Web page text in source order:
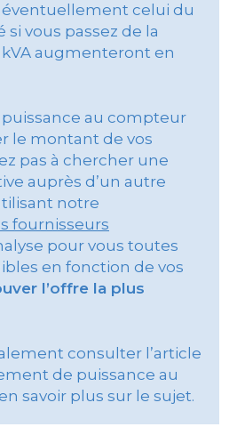
celui du
si vous passez de la
augmenteront en
au compteur
le montant de vos
pas à chercher une
auprès d’un autre
notre
fournisseurs
pour vous toutes
en fonction de vos
l’offre la plus
consulter l’article
de puissance au
savoir plus sur le sujet.